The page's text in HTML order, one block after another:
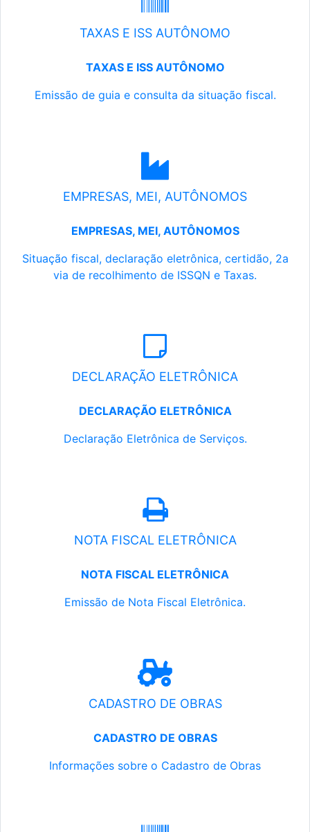
TAXAS E ISS AUTÔNOMO
TAXAS E ISS AUTÔNOMO
Emissão de guia e consulta da situação fiscal.
EMPRESAS, MEI, AUTÔNOMOS
EMPRESAS, MEI, AUTÔNOMOS
Situação fiscal, declaração eletrônica, certidão, 2a
via de recolhimento de ISSQN e Taxas.
DECLARAÇÃO ELETRÔNICA
DECLARAÇÃO ELETRÔNICA
Declaração Eletrônica de Serviços.
NOTA FISCAL ELETRÔNICA
NOTA FISCAL ELETRÔNICA
Emissão de Nota Fiscal Eletrônica.
CADASTRO DE OBRAS
CADASTRO DE OBRAS
Informações sobre o Cadastro de Obras